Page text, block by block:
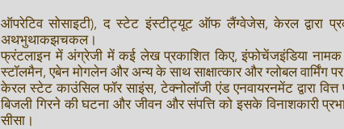
ऑपरेटिव सोसाइटी), द स्टेट इंस्टीट्यूट ऑफ लैंग्वेजेस, केरल द्वारा
अथभुथाकझचकल।
फ्रंटलाइन में अंग्रेजी में कई लेख प्रकाशित किए, इंफोचेंजइंडिया
स्टॉलमैन, एबेन मोगलेन और अन्य के साथ साक्षात्कार और ग्लोबल वार्मिंग
केरल स्टेट काउंसिल फॉर साइंस, टेक्नोलॉजी एंड एनवायरनमेंट द्वारा
बिजली गिरने की घटना और जीवन और संपत्ति को इसके विनाशकारी
सीसा।